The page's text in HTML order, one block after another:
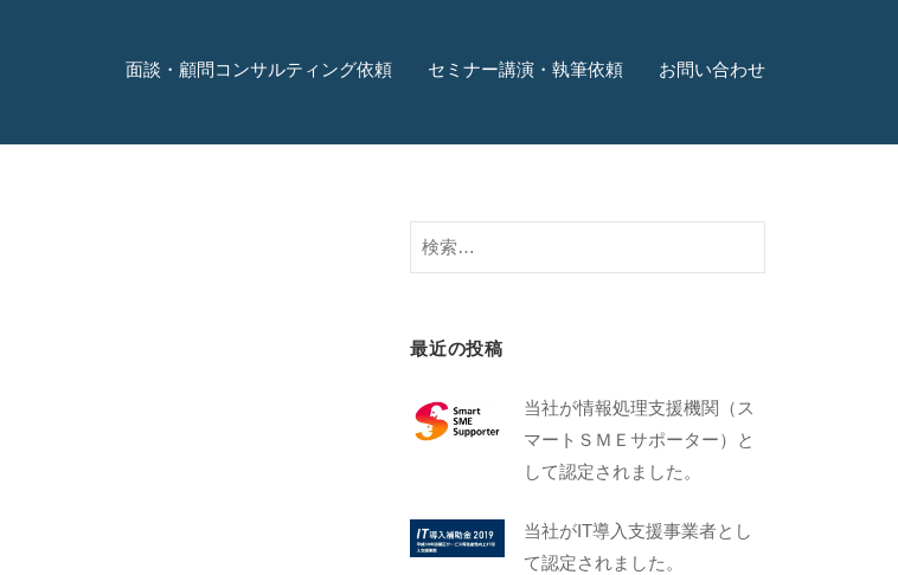
面談・顧問コンサルティング依頼 セミナー講演・執筆依頼 お問い合わせ
最近の投稿
当社が情報処理支援機関（ス
マートＳＭＥサポーター）と
して認定されました。
当社がIT導入支援事業者とし
て認定されました。